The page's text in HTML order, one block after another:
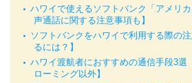
ハワイで使えるソフトバンク「アメリ
声通話に関する注意事項も】
ソフトバンクをハワイで利用する際の
るには？】
ハワイ渡航者におすすめの通信手段3選
ローミング以外】